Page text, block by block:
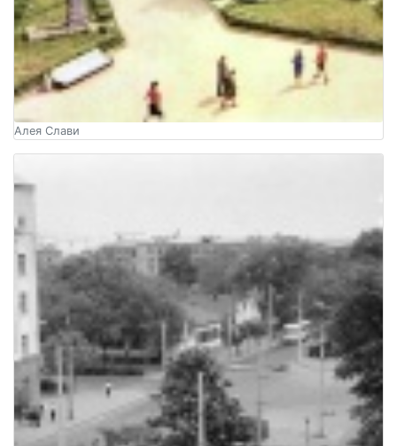
Алея Слави